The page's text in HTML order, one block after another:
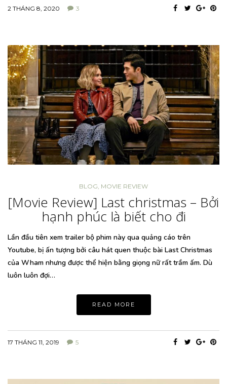
2 THÁNG 8, 2020 3
BLOG MOVIE REVIEW
[Movie Review] Last christmas – Bởi
hạnh phúc là biết cho đi
Lần đầu tiên xem trailer bộ phim này qua quảng cáo trên
Youtube, bị ấn tượng bởi câu hát quen thuộc bài Last Christmas
của Wham nhưng được thể hiện bằng giọng nữ rất trầm ấm. Dù
luôn luôn đợi…
READ MORE
17 THÁNG 11, 2019 5